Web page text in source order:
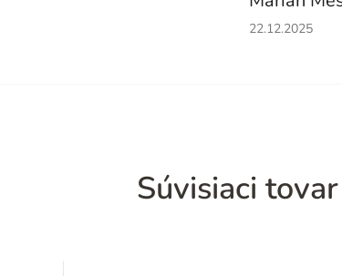
Hodnotenie
22.12.2025
Súvisiaci tovar